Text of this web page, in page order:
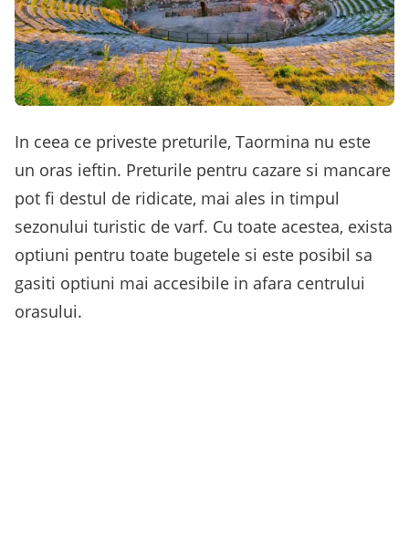
In ceea ce priveste preturile, Taormina nu este
un oras ieftin. Preturile pentru cazare si mancare
pot fi destul de ridicate, mai ales in timpul
sezonului turistic de varf. Cu toate acestea, exista
optiuni pentru toate bugetele si este posibil sa
gasiti optiuni mai accesibile in afara centrului
orasului.